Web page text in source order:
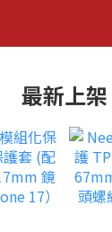
最新上架